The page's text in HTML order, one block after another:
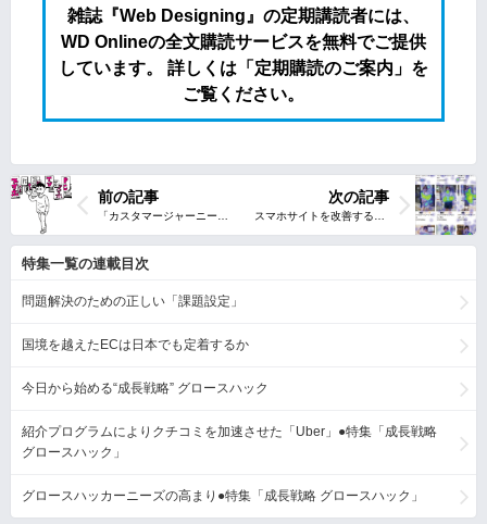
雑誌『Web Designing』の定期講読者には、
WD Onlineの全文購読サービスを無料でご提供
しています。 詳しくは「定期購読のご案内」を
ご覧ください。
次の記事
前の記事
特集一覧の連載目次
問題解決のための正しい「課題設定」
国境を越えたECは日本でも定着するか
今日から始める“成長戦略” グロースハック
紹介プログラムによりクチコミを加速させた「Uber」●特集「成長戦略
グロースハック」
グロースハッカーニーズの高まり●特集「成長戦略 グロースハック」